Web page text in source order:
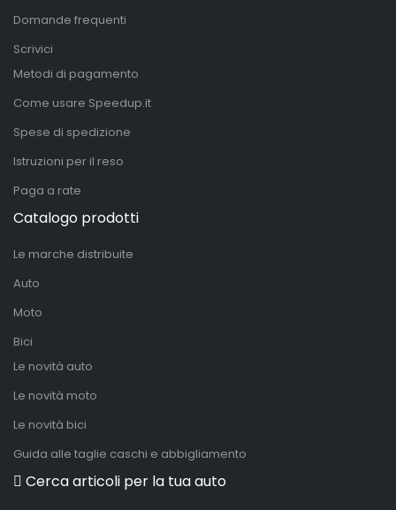
Domande frequenti
Scrivici
Metodi di pagamento
Come usare Speedup.it
Spese di spedizione
Istruzioni per il reso
Paga a rate
Catalogo prodotti
Le marche distribuite
Auto
Moto
Bici
Le novità auto
Le novità moto
Le novità bici
Guida alle taglie caschi e abbigliamento
Cerca articoli per la tua auto